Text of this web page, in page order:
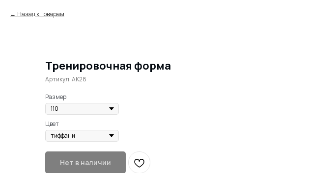
Назад к товарам
Тренировочная форма
Артикул:AK28
Размер
Цвет
Нет в наличии